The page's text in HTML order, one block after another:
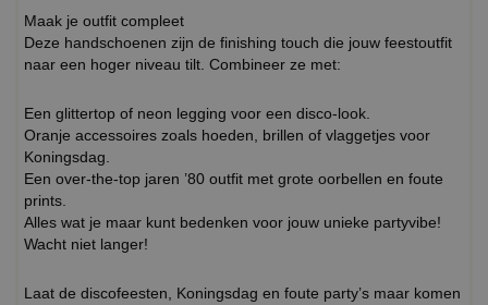
Maak je outfit compleet
Deze handschoenen zijn de finishing touch die jouw feestoutfit
naar een hoger niveau tilt. Combineer ze met:
Een glittertop of neon legging voor een disco-look.
Oranje accessoires zoals hoeden, brillen of vlaggetjes voor
Koningsdag.
Een over-the-top jaren ’80 outfit met grote oorbellen en foute
prints.
Alles wat je maar kunt bedenken voor jouw unieke partyvibe!
Wacht niet langer!
Laat de discofeesten, Koningsdag en foute party’s maar komen